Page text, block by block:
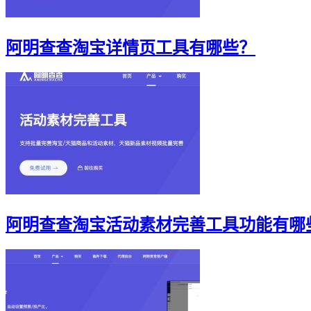
阿明查查淘宝详情页工具有哪些？
阿明查查淘宝活动素材完善工具功能有哪